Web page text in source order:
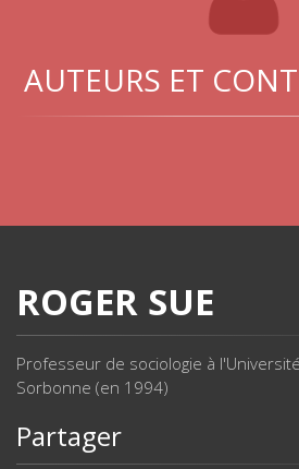
AUTEURS ET
ROGER SUE
Professeur de sociologie à
Sorbonne (en 1994)
Partager